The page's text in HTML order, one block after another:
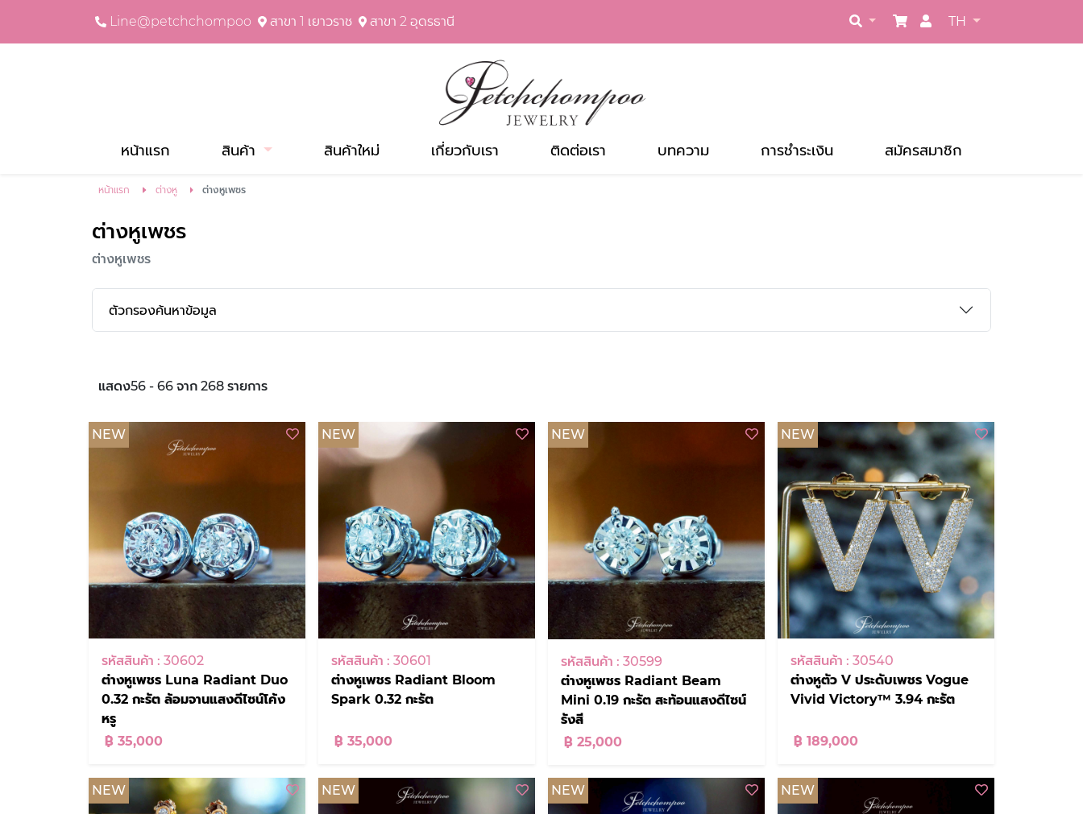
Line@petchchompoo สาขา 1 เยาวราช สาขา 2 อุดรธานี TH
หน้าแรก สินค้า สินค้าใหม่ เกี่ยวกับเรา ติดต่อเรา บทความ การชำระเงิน สมัครสมาชิก
หน้าแรก ต่างหู ต่างหูเพชร
ต่างหูเพชร
ต่างหูเพชร
ตัวกรองค้นหาข้อมูล
แสดง56 - 66 จาก 268 รายการ
NEW
รหัสสินค้า : 30602
ต่างหูเพชร Luna Radiant Duo
0.32 กะรัต ล้อมจานแสงดีไซน์โค้ง
หรู
฿ 35,000
NEW
รหัสสินค้า : 30601
ต่างหูเพชร Radiant Bloom
Spark 0.32 กะรัต
฿ 35,000
NEW
รหัสสินค้า : 30599
ต่างหูเพชร Radiant Beam
Mini 0.19 กะรัต สะท้อนแสงดีไซน์
รังสี
฿ 25,000
NEW
รหัสสินค้า : 30540
ต่างหูตัว V ประดับเพชร Vogue
Vivid Victory™ 3.94 กะรัต
฿ 189,000
NEW NEW NEW NEW